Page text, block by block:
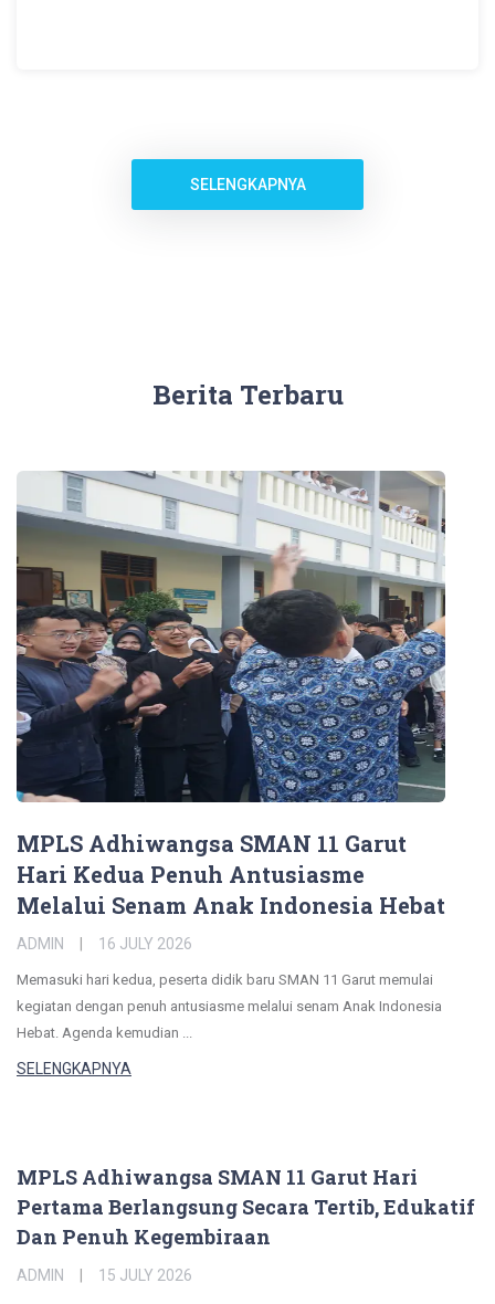
SELENGKAPNYA
Berita Terbaru
MPLS Adhiwangsa SMAN 11 Garut
Hari Kedua Penuh Antusiasme
Melalui Senam Anak Indonesia Hebat
ADMIN 16 JULY 2026
Memasuki hari kedua, peserta didik baru SMAN 11 Garut memulai
kegiatan dengan penuh antusiasme melalui senam Anak Indonesia
Hebat. Agenda kemudian ...
SELENGKAPNYA
MPLS Adhiwangsa SMAN 11 Garut Hari
Pertama Berlangsung Secara Tertib, Edukatif
Dan Penuh Kegembiraan
ADMIN 15 JULY 2026